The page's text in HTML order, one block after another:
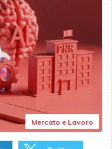
Mercato e Lavoro